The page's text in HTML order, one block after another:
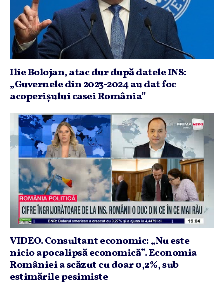
Ilie Bolojan, atac dur după datele INS:
„Guvernele din 2023-2024 au dat foc
acoperişului casei România”
VIDEO. Consultant economic: „Nu este
nicio apocalipsă economică”. Economia
României a scăzut cu doar 0,2%, sub
estimările pesimiste